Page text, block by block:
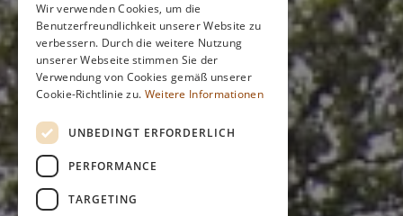
Wir verwenden Cookies, um die
Benutzerfreundlichkeit unserer Website zu
verbessern. Durch die weitere Nutzung
unserer Webseite stimmen Sie der
Verwendung von Cookies gemäß unserer
Cookie-Richtlinie zu. Weitere Informationen
UNBEDINGT ERFORDERLICH
PERFORMANCE
TARGETING